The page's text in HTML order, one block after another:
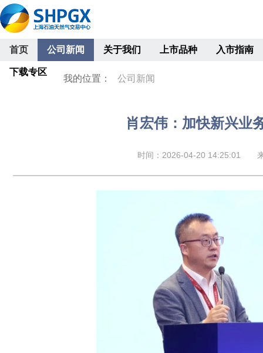
首页 公司新闻 关于我们 上市品种 入市指南
下载专区
我的位置： 公司新闻
肖宏伟：加快新兴业
时间：2026-04-20 14:25:01